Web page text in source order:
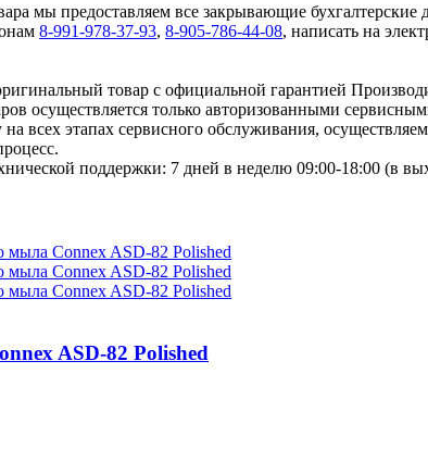
мы предоставляем все закрывающие бухгалтерские
8-991-978-37-93, 8-905-786-44-08, написать на
товар с официальной гарантией
осуществляется только авторизованными
всех этапах сервисного обслуживания,
поддержки: 7 дней в неделю 09:00-18:00 (в
ASD-82 Polished